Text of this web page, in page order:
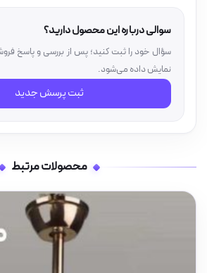
سوالی درباره این محصول دارید؟
سؤال خود را ثبت کنید؛ پس از بررسی و پاسخ
نمایش داده می‌شود.
ثبت پرسش جدید
محصولات مرتبط